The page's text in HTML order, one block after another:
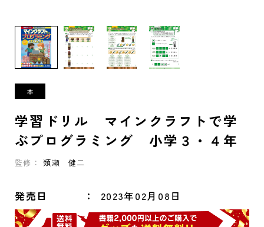
学習ドリル マインクラフトで学
ぶプログラミング 小学３・４年
監修： 類瀬 健二
発売日 2023年02月08日